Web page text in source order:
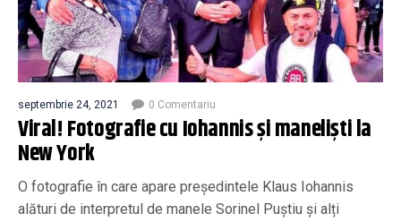
septembrie 24, 2021 0 Comentariu
Viral! Fotografie cu Iohannis și maneliști la
New York
O fotografie în care apare președintele Klaus Iohannis
alături de interpretul de manele Sorinel Puștiu și alți